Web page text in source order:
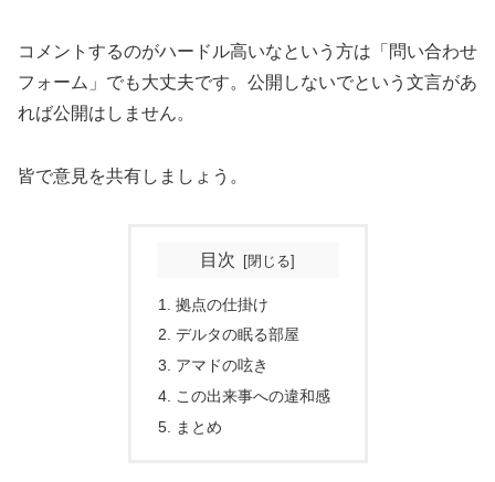
コメントするのがハードル高いなという方は「問い合わせ
フォーム」でも大丈夫です。公開しないでという文言があ
れば公開はしません。
皆で意見を共有しましょう。
目次
拠点の仕掛け
デルタの眠る部屋
アマドの呟き
この出来事への違和感
まとめ